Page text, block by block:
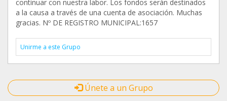
continuar con nuestra labor. Los fondos serán destinados
a la causa a través de una cuenta de asociación. Muchas
gracias. Nº DE REGISTRO MUNICIPAL:1657
Unirme a este Grupo
Únete a un Grupo